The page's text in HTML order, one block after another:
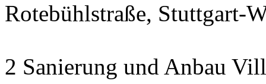
Rotebühlstraße, Stuttgart-
2 Sanierung und Anbau